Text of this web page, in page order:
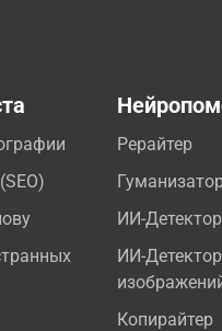
Рерайтер
ИИ-
ИИ-Детектор
Копирайтер